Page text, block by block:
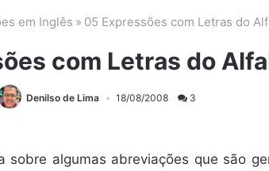
em Inglês » 05 Expressões com Letras do
com Letras do
Denilso de Lima 18/08/2008 3
algumas abreviações que são